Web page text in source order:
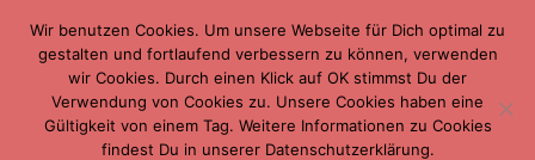
Wir benutzen Cookies. Um unsere Webseite für Dich optimal zu
gestalten und fortlaufend verbessern zu können, verwenden
wir Cookies. Durch einen Klick auf OK stimmst Du der
Verwendung von Cookies zu. Unsere Cookies haben eine
Gültigkeit von einem Tag. Weitere Informationen zu Cookies
findest Du in unserer Datenschutzerklärung.